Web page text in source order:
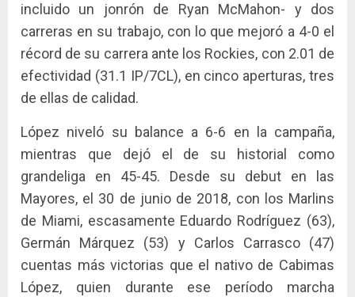
incluido un jonrón de Ryan McMahon- y dos
carreras en su trabajo, con lo que mejoró a 4-0 el
récord de su carrera ante los Rockies, con 2.01 de
efectividad (31.1 IP/7CL), en cinco aperturas, tres
de ellas de calidad.
López niveló su balance a 6-6 en la campaña,
mientras que dejó el de su historial como
grandeliga en 45-45. Desde su debut en las
Mayores, el 30 de junio de 2018, con los Marlins
de Miami, escasamente Eduardo Rodríguez (63),
Germán Márquez (53) y Carlos Carrasco (47)
cuentas más victorias que el nativo de Cabimas
López, quien durante ese período marcha